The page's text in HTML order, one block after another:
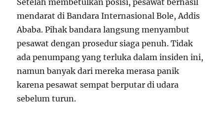
Setelah membetulkan posisi, pesawat berhasil
mendarat di Bandara Internasional Bole, Addis
Ababa. Pihak bandara langsung menyambut
pesawat dengan prosedur siaga penuh. Tidak
ada penumpang yang terluka dalam insiden ini,
namun banyak dari mereka merasa panik
karena pesawat sempat berputar di udara
sebelum turun.